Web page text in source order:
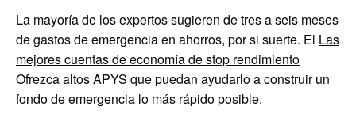
La mayoría de los expertos sugieren de tres a seis meses
de gastos de emergencia en ahorros, por si suerte. El Las
mejores cuentas de economía de stop rendimiento
Ofrezca altos APYS que puedan ayudarlo a construir un
fondo de emergencia lo más rápido posible.